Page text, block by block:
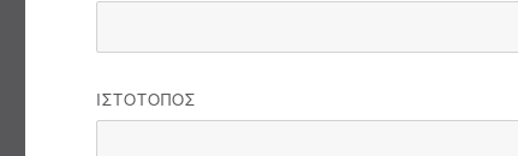
ΙΣΤΌΤΟΠΟΣ